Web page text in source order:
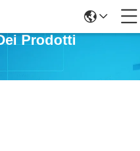
Prodotti